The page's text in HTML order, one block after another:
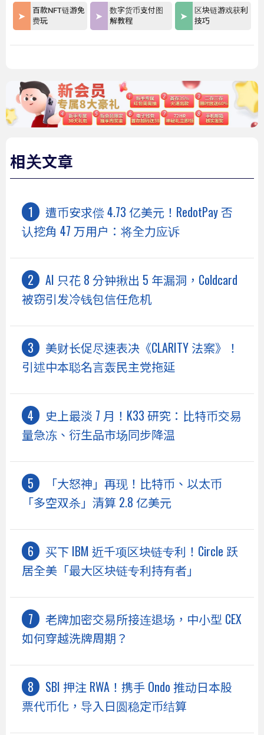
百款NFT链游免
费玩
数字货币支付图
解教程
区块链游戏获利
技巧
相关文章
遭币安求偿 4.73 亿美元！RedotPay 否
认挖角 47 万用户：将全力应诉
AI 只花 8 分钟揪出 5 年漏洞，Coldcard
被窃引发冷钱包信任危机
美财长促尽速表决《CLARITY 法案》！
引述中本聪名言轰民主党拖延
史上最淡 7 月！K33 研究：比特币交易
量急冻、衍生品市场同步降温
「大怒神」再现！比特币、以太币
「多空双杀」清算 2.8 亿美元
买下 IBM 近千项区块链专利！Circle 跃
居全美「最大区块链专利持有者」
老牌加密交易所接连退场，中小型 CEX
如何穿越洗牌周期？
SBI 押注 RWA！携手 Ondo 推动日本股
票代币化，导入日圆稳定币结算